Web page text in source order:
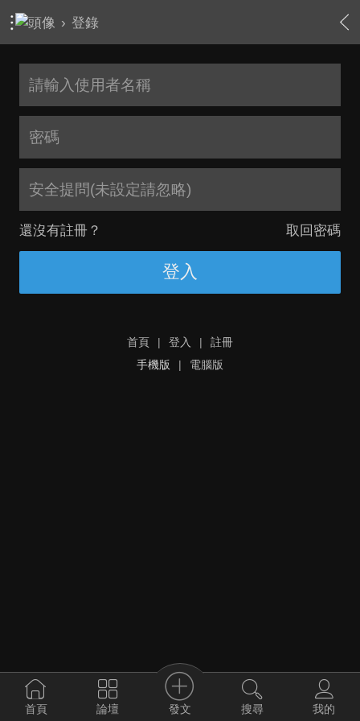
› 登錄
安全提問(未設定請忽略)
還沒有註冊？ 取回密碼
登入
首頁 | 登入 |
註冊
手機版
| 電腦版
首頁 論壇 發文 搜尋 我的